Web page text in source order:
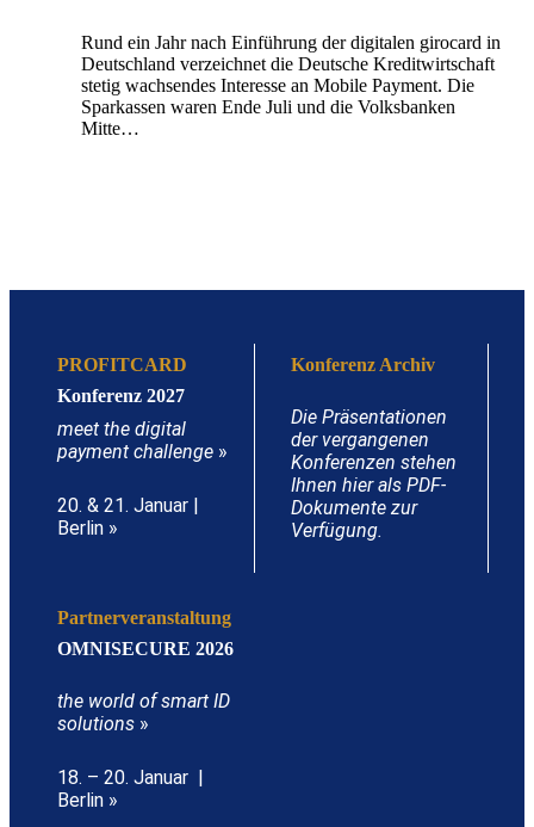
Rund ein Jahr nach Einführung der digitalen girocard in
Deutschland verzeichnet die Deutsche Kreditwirtschaft
stetig wachsendes Interesse an Mobile Payment. Die
Sparkassen waren Ende Juli und die Volksbanken
Mitte…
PROFITCARD
Konferenz 2027
meet the digital
payment challenge »
20. & 21. Januar |
Berlin »
Konferenz Archiv
Die Präsentationen
der vergangenen
Konferenzen stehen
Ihnen hier als PDF-
Dokumente zur
Verfügung.
Partnerveranstaltung
OMNISECURE 2026
the world of smart ID
solutions »
18. – 20. Januar |
Berlin »